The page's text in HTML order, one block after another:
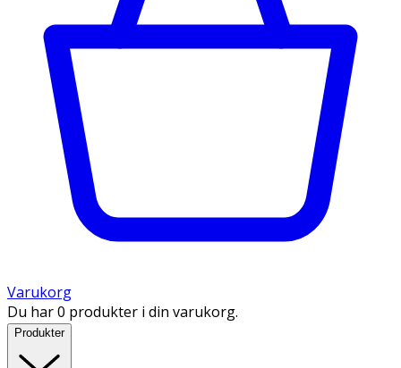
Varukorg
Du har 0 produkter i din varukorg.
Produkter